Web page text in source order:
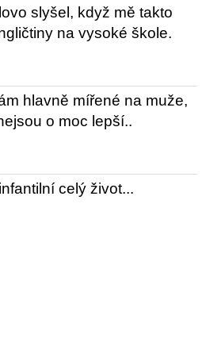
slyšel, když mě takto
na vysoké škole.
hlavně mířené na muže,
o moc lepší..
celý život...